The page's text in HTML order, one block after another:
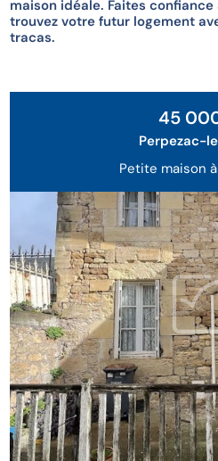
maison idéale. Faites
trouvez votre futur logement
tracas.
Petite maison
45
Perpezac-